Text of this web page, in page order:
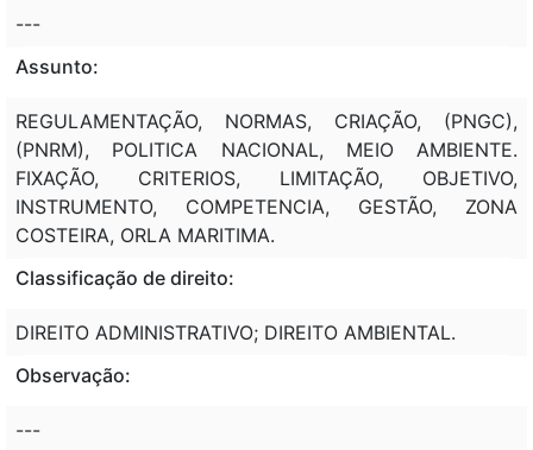
---
Assunto:
REGULAMENTAÇÃO, NORMAS, CRIAÇÃO, (PNGC),
(PNRM), POLITICA NACIONAL, MEIO AMBIENTE.
FIXAÇÃO, CRITERIOS, LIMITAÇÃO, OBJETIVO,
INSTRUMENTO, COMPETENCIA, GESTÃO, ZONA
COSTEIRA, ORLA MARITIMA.
Classificação de direito:
DIREITO ADMINISTRATIVO; DIREITO AMBIENTAL.
Observação:
---